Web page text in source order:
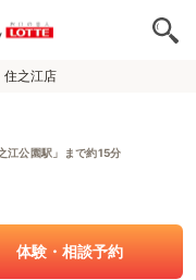
住之江店
江公園駅」まで約15分
体験・相談予約